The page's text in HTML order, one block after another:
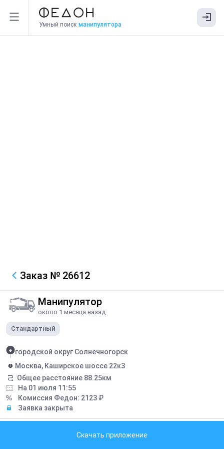
Умный поиск манипулятора
Заказ № 26612
Манипулятор
около 1 месяца назад
Стандартный
городской округ Солнечногорск
Москва, Каширское шоссе 22к3
Общее расстояние 88.25км
На 01 июля 11:55
Комиссия Федон: 2123 ₽
Заявка закрыта
Грузоподъемность стрелы:3 тонн
Скачать приложение